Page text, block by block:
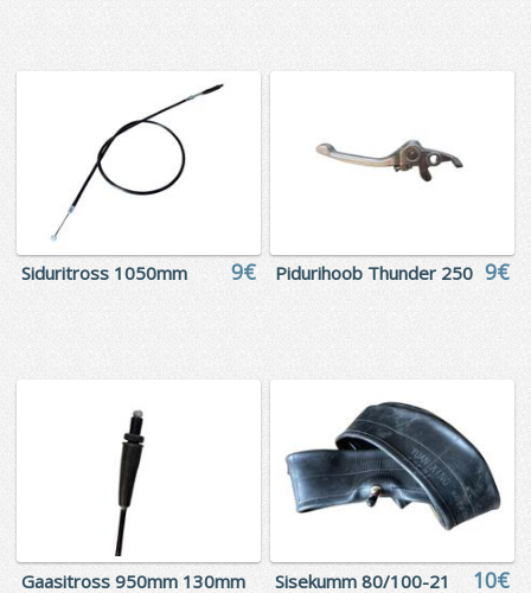
Siduritross 1050mm 9€ Pidurihoob Thunder 250 9€
Gaasitross 950mm 130mm Sisekumm 80/100-21 10€